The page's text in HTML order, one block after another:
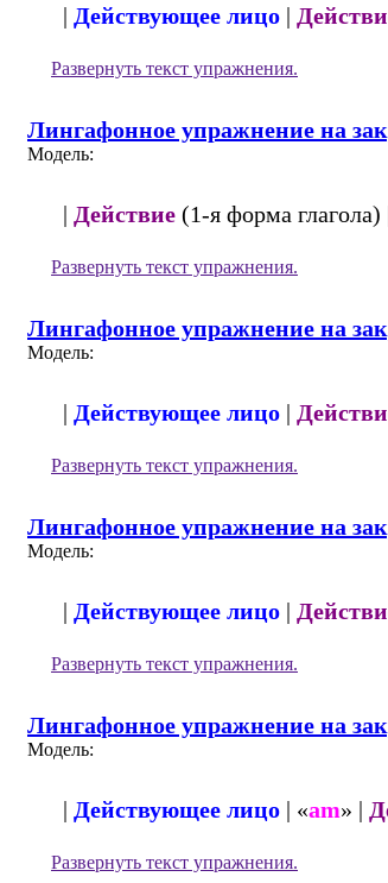
| Действующее лицо |
Развернуть текст упражнения.
Лингафонное упражнение на
Модель:
| Действие (1-я форма глагола)
Развернуть текст упражнения.
Лингафонное упражнение на
Модель:
| Действующее лицо |
Развернуть текст упражнения.
Лингафонное упражнение на
Модель:
| Действующее лицо |
Развернуть текст упражнения.
Лингафонное упражнение на
Модель:
| Действующее лицо | «am» |
Развернуть текст упражнения.